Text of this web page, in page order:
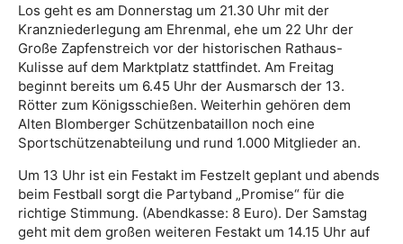
Los geht es am Donnerstag um 21.30 Uhr mit der
Kranzniederlegung am Ehrenmal, ehe um 22 Uhr der
Große Zapfenstreich vor der historischen Rathaus-
Kulisse auf dem Marktplatz stattfindet. Am Freitag
beginnt bereits um 6.45 Uhr der Ausmarsch der 13.
Rötter zum Königsschießen. Weiterhin gehören dem
Alten Blomberger Schützenbataillon noch eine
Sportschützenabteilung und rund 1.000 Mitglieder an.
Um 13 Uhr ist ein Festakt im Festzelt geplant und abends
beim Festball sorgt die Partyband „Promise“ für die
richtige Stimmung. (Abendkasse: 8 Euro). Der Samstag
geht mit dem großen weiteren Festakt um 14.15 Uhr auf